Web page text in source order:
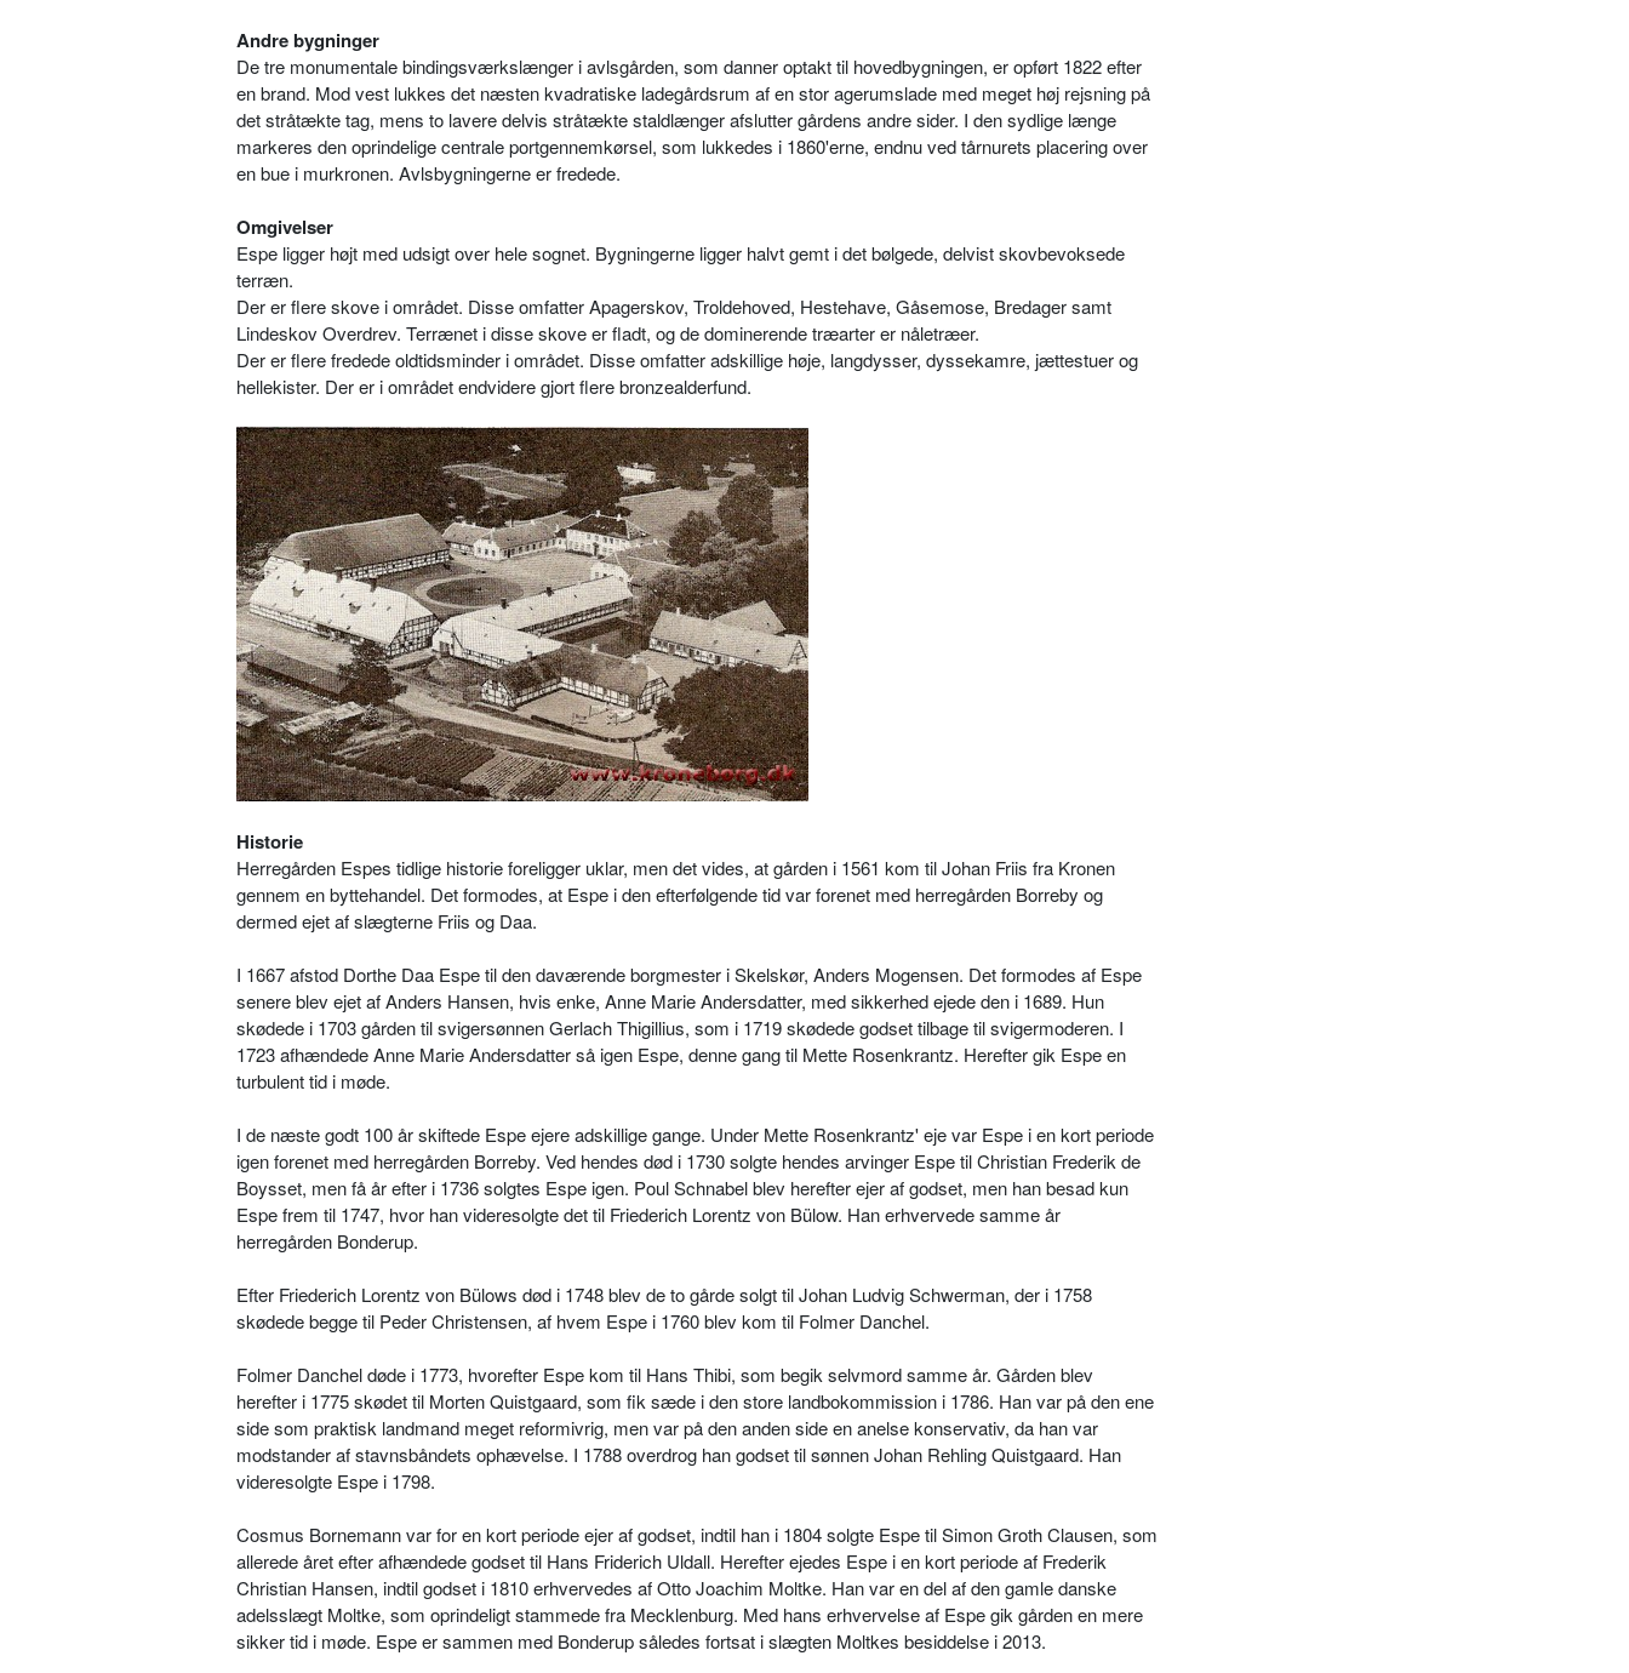
Andre bygninger
De tre monumentale bindingsværkslænger i avlsgården, som danner optakt til hovedbygningen, er opført 1822 efter
en brand. Mod vest lukkes det næsten kvadratiske ladegårdsrum af en stor agerumslade med meget høj rejsning på
det stråtækte tag, mens to lavere delvis stråtækte staldlænger afslutter gårdens andre sider. I den sydlige længe
markeres den oprindelige centrale portgennemkørsel, som lukkedes i 1860'erne, endnu ved tårnurets placering over
en bue i murkronen. Avlsbygningerne er fredede.
Omgivelser
Espe ligger højt med udsigt over hele sognet. Bygningerne ligger halvt gemt i det bølgede, delvist skovbevoksede
terræn.
Der er flere skove i området. Disse omfatter Apagerskov, Troldehoved, Hestehave, Gåsemose, Bredager samt
Lindeskov Overdrev. Terrænet i disse skove er fladt, og de dominerende træarter er nåletræer.
Der er flere fredede oldtidsminder i området. Disse omfatter adskillige høje, langdysser, dyssekamre, jættestuer og
hellekister. Der er i området endvidere gjort flere bronzealderfund.
Historie
Herregården Espes tidlige historie foreligger uklar, men det vides, at gården i 1561 kom til Johan Friis fra Kronen
gennem en byttehandel. Det formodes, at Espe i den efterfølgende tid var forenet med herregården Borreby og
dermed ejet af slægterne Friis og Daa.
I 1667 afstod Dorthe Daa Espe til den daværende borgmester i Skelskør, Anders Mogensen. Det formodes af Espe
senere blev ejet af Anders Hansen, hvis enke, Anne Marie Andersdatter, med sikkerhed ejede den i 1689. Hun
skødede i 1703 gården til svigersønnen Gerlach Thigillius, som i 1719 skødede godset tilbage til svigermoderen. I
1723 afhændede Anne Marie Andersdatter så igen Espe, denne gang til Mette Rosenkrantz. Herefter gik Espe en
turbulent tid i møde.
I de næste godt 100 år skiftede Espe ejere adskillige gange. Under Mette Rosenkrantz' eje var Espe i en kort periode
igen forenet med herregården Borreby. Ved hendes død i 1730 solgte hendes arvinger Espe til Christian Frederik de
Boysset, men få år efter i 1736 solgtes Espe igen. Poul Schnabel blev herefter ejer af godset, men han besad kun
Espe frem til 1747, hvor han videresolgte det til Friederich Lorentz von Bülow. Han erhvervede samme år
herregården Bonderup.
Efter Friederich Lorentz von Bülows død i 1748 blev de to gårde solgt til Johan Ludvig Schwerman, der i 1758
skødede begge til Peder Christensen, af hvem Espe i 1760 blev kom til Folmer Danchel.
Folmer Danchel døde i 1773, hvorefter Espe kom til Hans Thibi, som begik selvmord samme år. Gården blev
herefter i 1775 skødet til Morten Quistgaard, som fik sæde i den store landbokommission i 1786. Han var på den ene
side som praktisk landmand meget reformivrig, men var på den anden side en anelse konservativ, da han var
modstander af stavnsbåndets ophævelse. I 1788 overdrog han godset til sønnen Johan Rehling Quistgaard. Han
videresolgte Espe i 1798.
Cosmus Bornemann var for en kort periode ejer af godset, indtil han i 1804 solgte Espe til Simon Groth Clausen, som
allerede året efter afhændede godset til Hans Friderich Uldall. Herefter ejedes Espe i en kort periode af Frederik
Christian Hansen, indtil godset i 1810 erhvervedes af Otto Joachim Moltke. Han var en del af den gamle danske
adelsslægt Moltke, som oprindeligt stammede fra Mecklenburg. Med hans erhvervelse af Espe gik gården en mere
sikker tid i møde. Espe er sammen med Bonderup således fortsat i slægten Moltkes besiddelse i 2013.